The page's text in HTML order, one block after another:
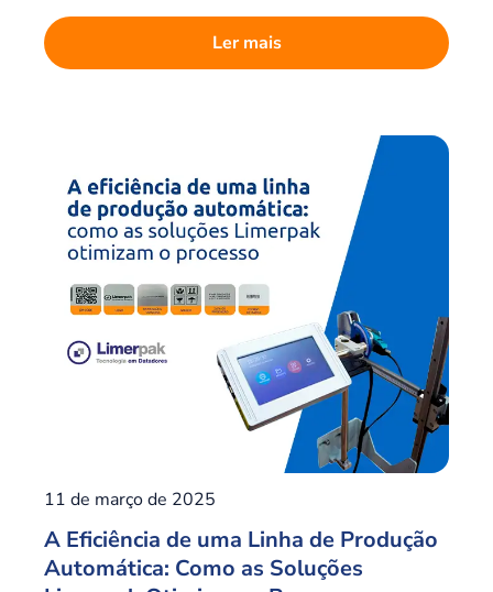
Ler mais
11 de março de 2025
A Eficiência de uma Linha de Produção
Automática: Como as Soluções